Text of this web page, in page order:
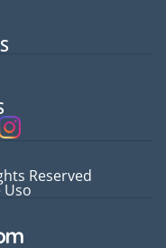
Reserved
Uso